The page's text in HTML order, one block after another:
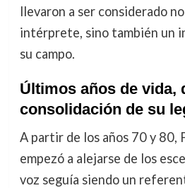
llevaron a ser considerado
intérprete, sino también un
su campo.
Últimos años de vida,
consolidación de su
A partir de los años 70 y 80,
empezó a alejarse de los
voz seguía siendo un